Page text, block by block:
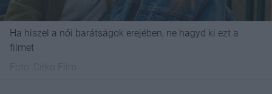
Ha hiszel a női barátságok erejében, ne hagyd ki ezt a
filmet